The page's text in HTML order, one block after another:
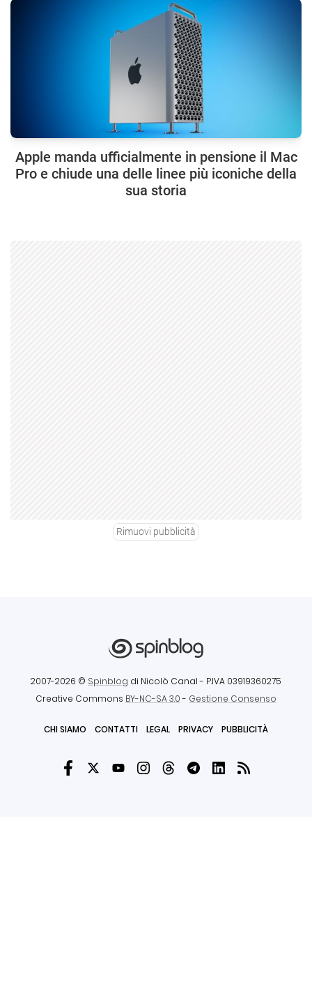
Apple manda ufficialmente in pensione il Mac
Pro e chiude una delle linee più iconiche della
sua storia
Rimuovi pubblicità
2007-2026 © Spinblog di Nicolò Canal - P.IVA 03919360275
Creative Commons BY-NC-SA 3.0- Gestione Consenso
CHI SIAMO CONTATTI LEGAL PRIVACY PUBBLICITÀ